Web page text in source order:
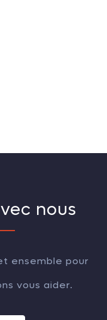
nous
ensemble pour
vous aider.